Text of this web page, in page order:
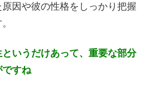
因や彼の性格をしっかり把握
いうだけあって、重要な部分
ですね